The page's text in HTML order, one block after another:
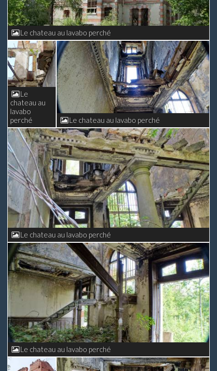
Le chateau au lavabo perché
Le
chateau au
lavabo
perché
Le chateau au lavabo perché
Le chateau au lavabo perché
Le chateau au lavabo perché